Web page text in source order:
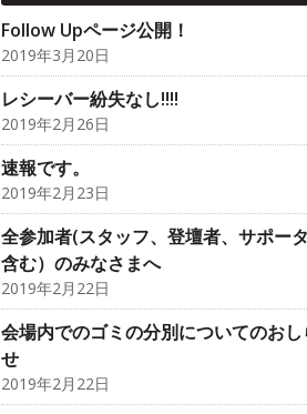
Follow Upページ公開！
2019年3月20日
レシーバー紛失なし!!!!
2019年2月26日
速報です。
2019年2月23日
全参加者(スタッフ、登壇者、サポー
含む）のみなさまへ
2019年2月22日
会場内でのゴミの分別についてのおし
せ
2019年2月22日